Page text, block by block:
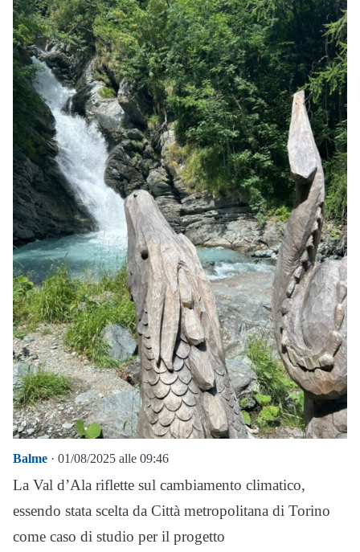
Balme · 01/08/2025 alle 09:46
La Val d’Ala riflette sul cambiamento climatico,
essendo stata scelta da Città metropolitana di Torino
come caso di studio per il progetto